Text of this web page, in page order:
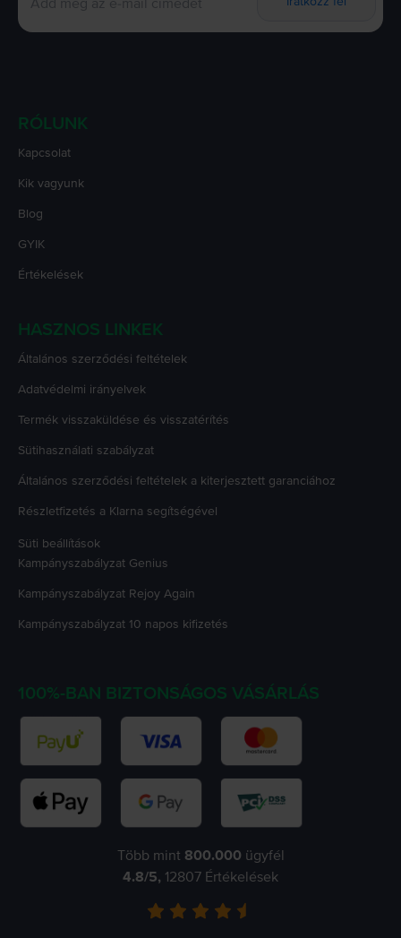
RÓLUNK
Kapcsolat
Kik vagyunk
Blog
GYIK
Értékelések
HASZNOS LINKEK
Általános szerződési feltételek
Adatvédelmi irányelvek
Termék visszaküldése és visszatérítés
Sütihasználati szabályzat
Általános szerződési feltételek a kiterjesztett garanciához
Részletfizetés a Klarna segítségével
Süti beállítások
Kampányszabályzat Genius
Kampányszabályzat Rejoy Again
Kampányszabályzat 10 napos kifizetés
100%-BAN BIZTONSÁGOS VÁSÁRLÁS
Több mint 800.000 ügyfél
4.8/5, 12807 Értékelések